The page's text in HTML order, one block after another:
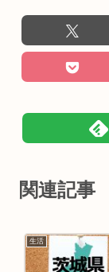
関連記事
生活